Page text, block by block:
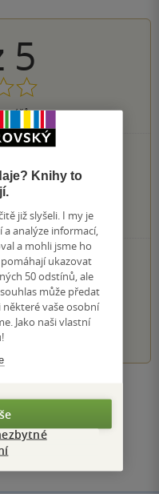
5
KNIHY
0.0 z 5
Knihy to
již slyšeli. I my je
analýze informací,
a mohli jsme ho
ukazovat
50 odstínů, ale
může předat
vaše osobní
Jako naši vlastní